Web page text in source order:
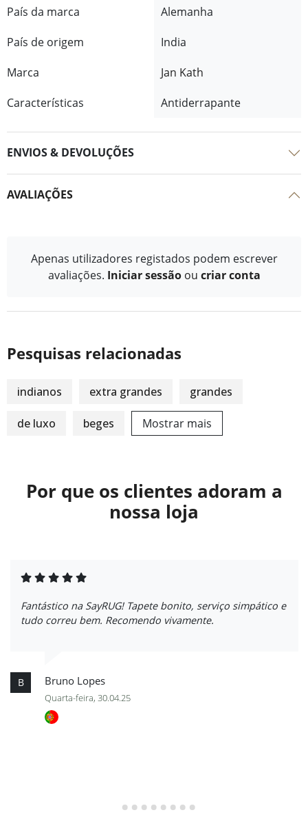
País da marca
Alemanha
País de origem
India
Marca
Jan Kath
Características
Antiderrapante
ENVIOS & DEVOLUÇÕES
AVALIAÇÕES
Apenas utilizadores registados podem escrever
avaliações. Iniciar sessão ou criar conta
Pesquisas relacionadas
indianos extra grandes grandes
de luxo beges Mostrar mais
Por que os clientes adoram a
nossa loja
Fantástico na SayRUG! Tapete bonito, serviço simpático e
tudo correu bem. Recomendo vivamente.
B Bruno Lopes
Quarta-feira, 30.04.25